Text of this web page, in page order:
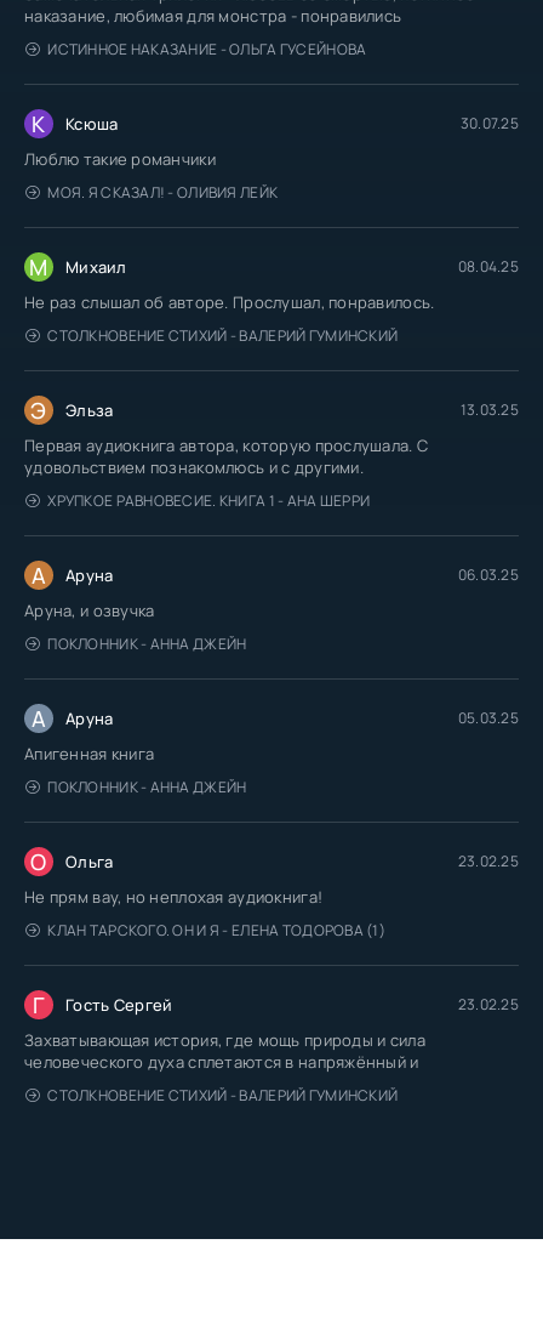
наказание, любимая для монстра - понравились
ИСТИННОЕ НАКАЗАНИЕ - ОЛЬГА ГУСЕЙНОВА
К Ксюша 30.07.25
Люблю такие романчики
МОЯ. Я СКАЗАЛ! - ОЛИВИЯ ЛЕЙК
М Михаил 08.04.25
Не раз слышал об авторе. Прослушал, понравилось.
СТОЛКНОВЕНИЕ СТИХИЙ - ВАЛЕРИЙ ГУМИНСКИЙ
Э Эльза 13.03.25
Первая аудиокнига автора, которую прослушала. С
удовольствием познакомлюсь и с другими.
ХРУПКОЕ РАВНОВЕСИЕ. КНИГА 1 - АНА ШЕРРИ
А Аруна 06.03.25
Аруна, и озвучка
ПОКЛОННИК - АННА ДЖЕЙН
А Аруна 05.03.25
Апигенная книга
ПОКЛОННИК - АННА ДЖЕЙН
О Ольга 23.02.25
Не прям вау, но неплохая аудиокнига!
КЛАН ТАРСКОГО. ОН И Я - ЕЛЕНА ТОДОРОВА (1)
Г Гость Сергей 23.02.25
Захватывающая история, где мощь природы и сила
человеческого духа сплетаются в напряжённый и
СТОЛКНОВЕНИЕ СТИХИЙ - ВАЛЕРИЙ ГУМИНСКИЙ